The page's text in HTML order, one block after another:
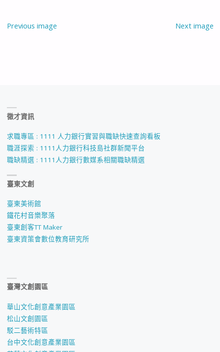
Previous image Next image
徵才資訊
求職專區 : 1111 人力銀行實習與職缺快速查詢看板
職涯探索 : 1111人力銀行科技島社群新聞平台
職缺精選 : 1111人力銀行數媒系相關職缺精選
臺東文創
臺東美術館
鐵花村音樂聚落
臺東創客TT Maker
臺東資策會數位教育研究所
臺灣文創園區
華山文化創意產業園區
松山文創園區
駁二藝術特區
台中文化創意產業園區